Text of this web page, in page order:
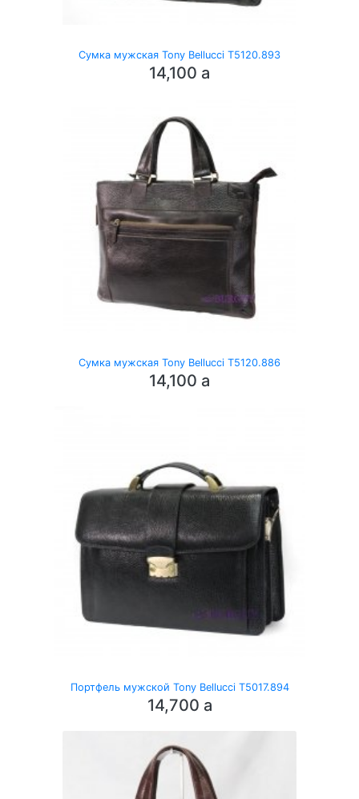
Сумка мужская Tony Bellucci T5120.893
14,100 a
Сумка мужская Tony Bellucci T5120.886
14,100 a
Портфель мужской Tony Bellucci T5017.894
14,700 a